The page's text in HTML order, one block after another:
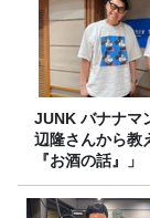
JUNK バナナマン「錦鯉・渡
辺隆さんから教
『お酒の話』」